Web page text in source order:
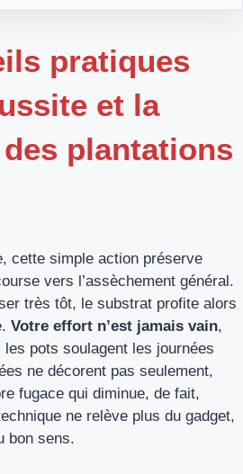
pratiques
et la
plantations
cette simple action préserve
vers l’assèchement général.
très tôt, le substrat profite alors
Votre effort n’est jamais vain,
les pots soulagent les journées
ne décorent pas seulement,
fugace qui diminue, de fait,
ne relève plus du gadget,
bon sens.